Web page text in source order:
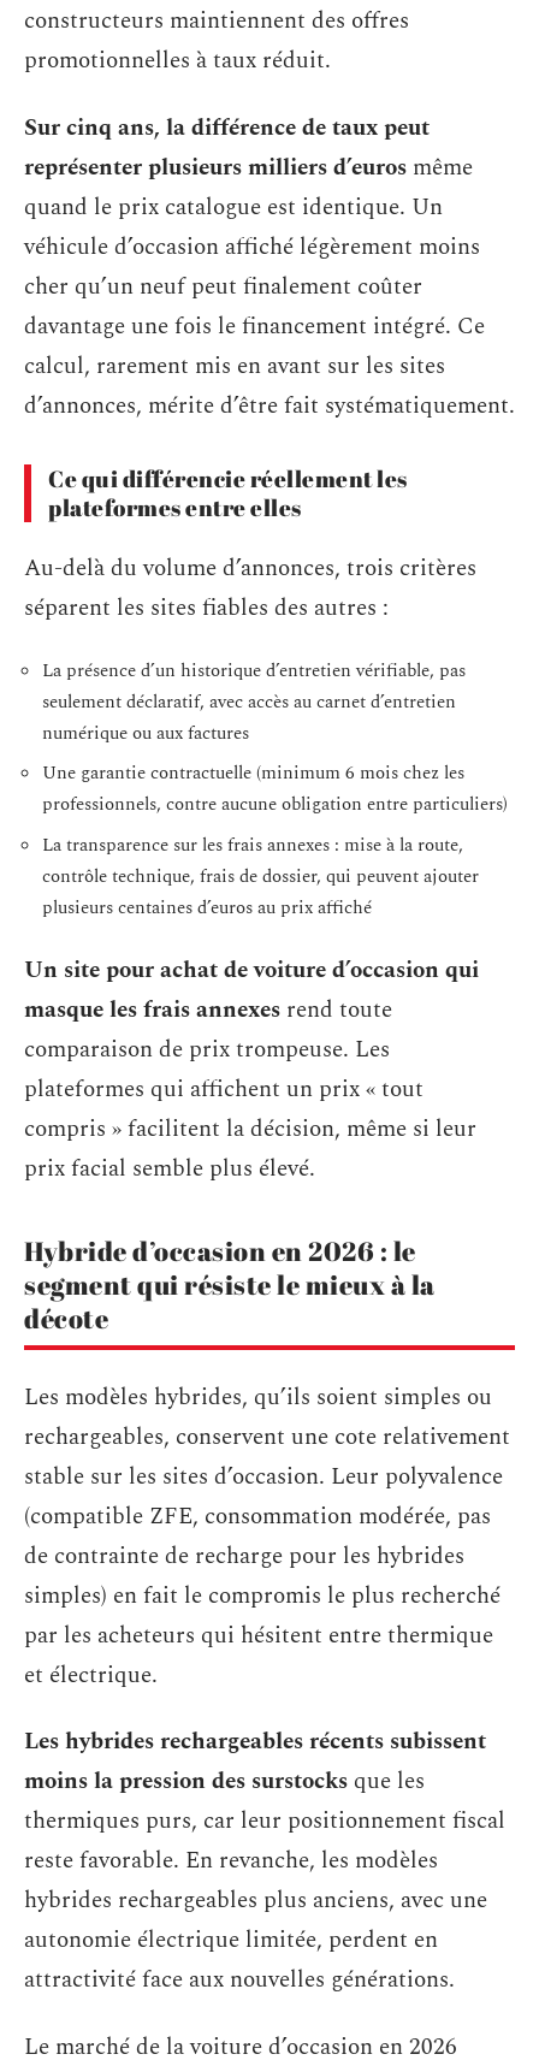
constructeurs maintiennent des offres
promotionnelles à taux réduit.
Sur cinq ans, la différence de taux peut
représenter plusieurs milliers d’euros même
quand le prix catalogue est identique. Un
véhicule d’occasion affiché légèrement moins
cher qu’un neuf peut finalement coûter
davantage une fois le financement intégré. Ce
calcul, rarement mis en avant sur les sites
d’annonces, mérite d’être fait systématiquement.
Ce qui différencie réellement les
plateformes entre elles
Au-delà du volume d’annonces, trois critères
séparent les sites fiables des autres :
La présence d’un historique d’entretien vérifiable, pas
seulement déclaratif, avec accès au carnet d’entretien
numérique ou aux factures
Une garantie contractuelle (minimum 6 mois chez les
professionnels, contre aucune obligation entre particuliers)
La transparence sur les frais annexes : mise à la route,
contrôle technique, frais de dossier, qui peuvent ajouter
plusieurs centaines d’euros au prix affiché
Un site pour achat de voiture d’occasion qui
masque les frais annexes rend toute
comparaison de prix trompeuse. Les
plateformes qui affichent un prix « tout
compris » facilitent la décision, même si leur
prix facial semble plus élevé.
Hybride d’occasion en 2026 : le
segment qui résiste le mieux à la
décote
Les modèles hybrides, qu’ils soient simples ou
rechargeables, conservent une cote relativement
stable sur les sites d’occasion. Leur polyvalence
(compatible ZFE, consommation modérée, pas
de contrainte de recharge pour les hybrides
simples) en fait le compromis le plus recherché
par les acheteurs qui hésitent entre thermique
et électrique.
Les hybrides rechargeables récents subissent
moins la pression des surstocks que les
thermiques purs, car leur positionnement fiscal
reste favorable. En revanche, les modèles
hybrides rechargeables plus anciens, avec une
autonomie électrique limitée, perdent en
attractivité face aux nouvelles générations.
Le marché de la voiture d’occasion en 2026